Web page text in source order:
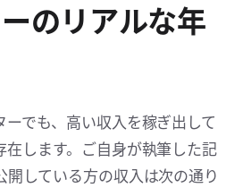
のリアルな年
ーでも、高い収入を稼ぎ出して
在します。ご自身が執筆した記
している方の収入は次の通り